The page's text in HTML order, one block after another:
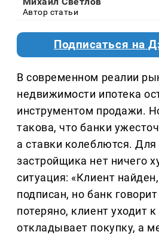
Автор статьи
Подписаться на
В современном реалии
недвижимости ипотека
инструментом продажи.
такова, что банки
а ставки колеблются.
застройщика нет ничего
ситуация: «Клиент
подписан, но банк
потеряно, клиент уходит
откладывает покупку, а